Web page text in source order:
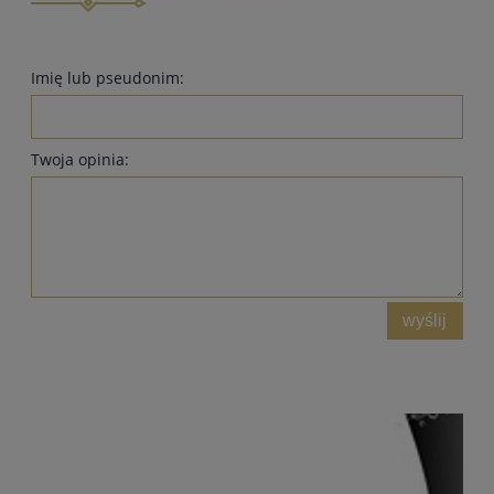
Imię lub pseudonim:
Twoja opinia:
wyślij